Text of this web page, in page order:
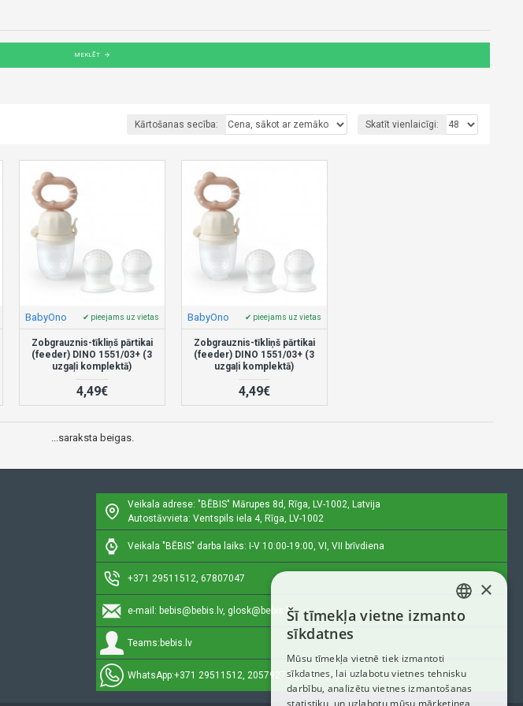
MEKLĒT
Kārtošanas secība: Skatīt vienlaicīgi:
BabyOno ✔ pieejams uz vietas
Zobgrauznis-tīkliņš pārtikai
(feeder) DINO 1551/03+ (3
uzgaļi komplektā)
4,49€
BabyOno ✔ pieejams uz vietas
Zobgrauznis-tīkliņš pārtikai
(feeder) DINO 1551/03+ (3
uzgaļi komplektā)
4,49€
...saraksta beigas.
Veikala adrese: "BĒBIS" Mārupes 8d, Rīga, LV-1002, Latvija
Autostāvvieta: Ventspils iela 4, Rīga, LV-1002
Veikala "BĒBIS" darba laiks: I-V 10:00-19:00, VI, VII brīvdiena
+371 29511512, 67807047
e-mail: bebis@bebis.lv, glosk@bebis.lv
Teams: bebis.lv
WhatsApp:+371 29511512, 20579272 (tikai ziņojumi)
LATVIAN
ENGLISH
×
Šī tīmekļa vietne izmanto
sīkdatnes
Mūsu tīmekļa vietnē tiek izmantoti
sīkdatnes, lai uzlabotu vietnes tehnisku
darbību, analizētu vietnes izmantošanas
statistiku, un uzlabotu mūsu mārketinga